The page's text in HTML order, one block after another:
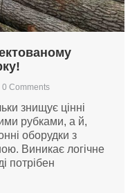
0 Comments
знищує цінні
рубками, а й,
оборудки з
Виникає логічне
потрібен